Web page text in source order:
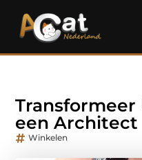
een
Winkelen